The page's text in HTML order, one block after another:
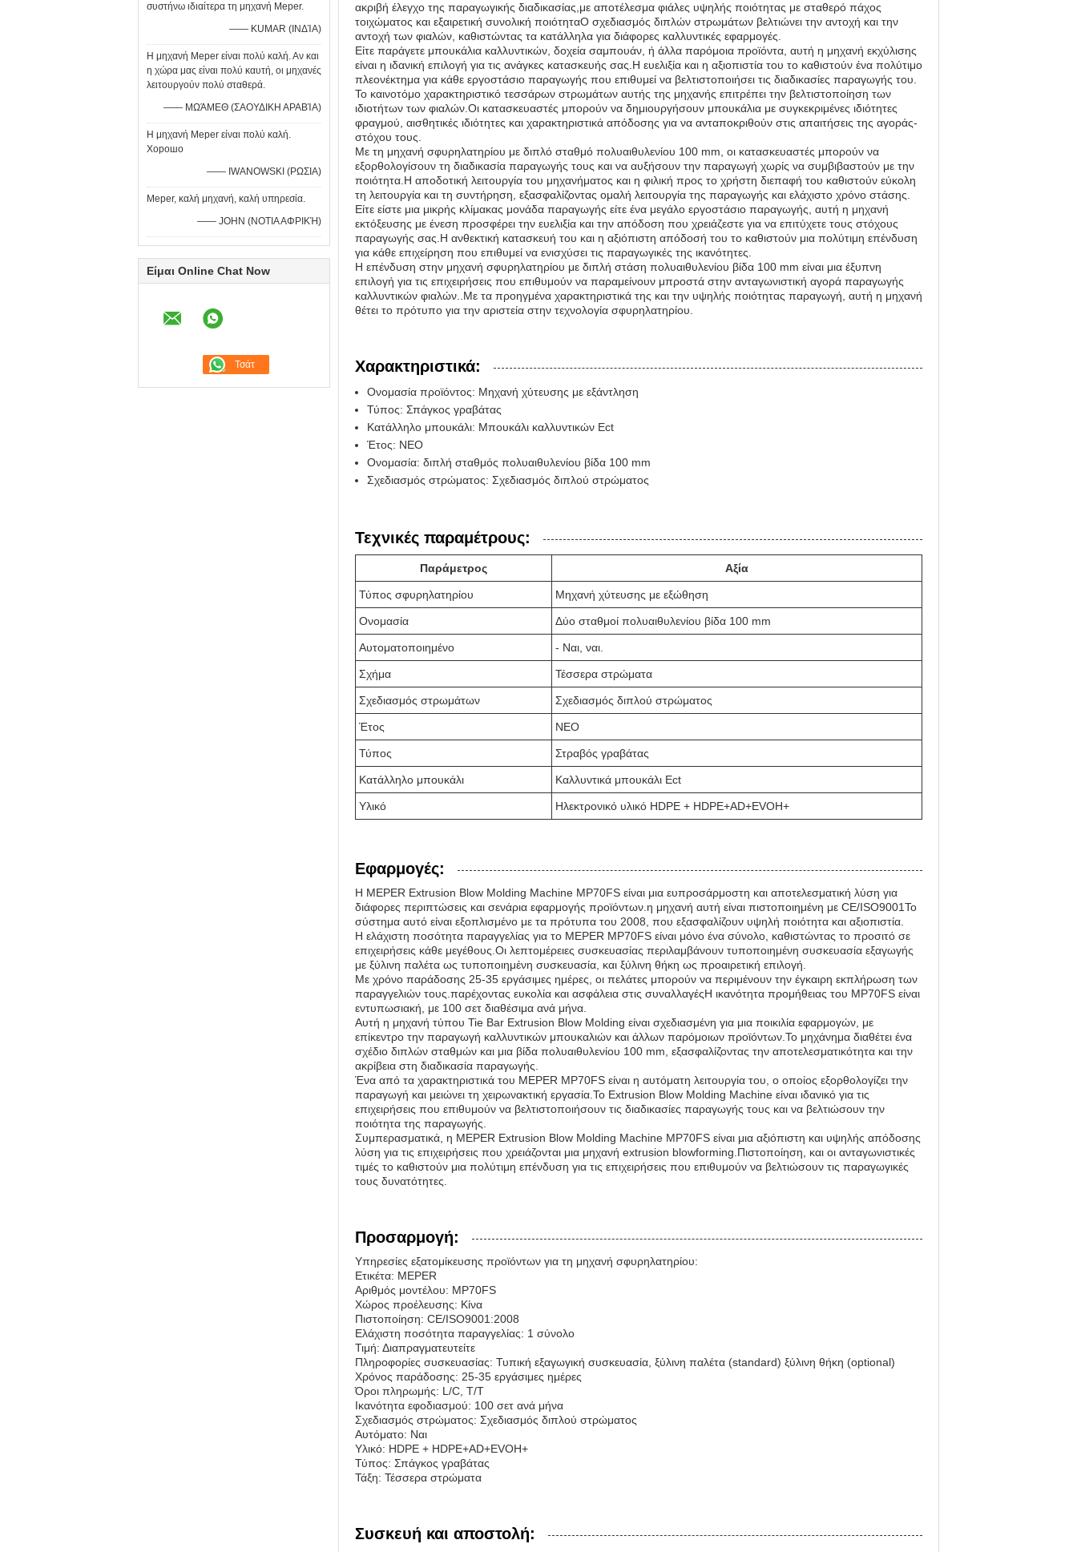
συστήνω ιδιαίτερα τη μηχανή Meper.
—— KUMAR (ΙΝΔΊΑ)
Η μηχανή Meper είναι πολύ καλή. Αν και
η χώρα μας είναι πολύ καυτή, οι μηχανές
λειτουργούν πολύ σταθερά.
—— ΜΩΆΜΕΘ (ΣΑΟΥΔΙΚΗ ΑΡΑΒΊΑ)
Η μηχανή Meper είναι πολύ καλή.
Хорошо
—— IWANOWSKI (ΡΩΣΙΑ)
Meper, καλή μηχανή, καλή υπηρεσία.
—— JOHN (ΝΟΤΙΑ ΑΦΡΙΚΉ)
Είμαι Online Chat Now
ακριβή έλεγχο της παραγωγικής διαδικασίας,με αποτέλεσμα φιάλες υψηλής ποιότητας με σταθερό πάχος
τοιχώματος και εξαιρετική συνολική ποιότηταΟ σχεδιασμός διπλών στρωμάτων βελτιώνει την αντοχή και την
αντοχή των φιαλών, καθιστώντας τα κατάλληλα για διάφορες καλλυντικές εφαρμογές.
Είτε παράγετε μπουκάλια καλλυντικών, δοχεία σαμπουάν, ή άλλα παρόμοια προϊόντα, αυτή η μηχανή εκχύλισης
είναι η ιδανική επιλογή για τις ανάγκες κατασκευής σας.Η ευελιξία και η αξιοπιστία του το καθιστούν ένα πολύτιμο
πλεονέκτημα για κάθε εργοστάσιο παραγωγής που επιθυμεί να βελτιστοποιήσει τις διαδικασίες παραγωγής του.
Το καινοτόμο χαρακτηριστικό τεσσάρων στρωμάτων αυτής της μηχανής επιτρέπει την βελτιστοποίηση των
ιδιοτήτων των φιαλών.Οι κατασκευαστές μπορούν να δημιουργήσουν μπουκάλια με συγκεκριμένες ιδιότητες
φραγμού, αισθητικές ιδιότητες και χαρακτηριστικά απόδοσης για να ανταποκριθούν στις απαιτήσεις της αγοράς-
στόχου τους.
Με τη μηχανή σφυρηλατηρίου με διπλό σταθμό πολυαιθυλενίου 100 mm, οι κατασκευαστές μπορούν να
εξορθολογίσουν τη διαδικασία παραγωγής τους και να αυξήσουν την παραγωγή χωρίς να συμβιβαστούν με την
ποιότητα.Η αποδοτική λειτουργία του μηχανήματος και η φιλική προς το χρήστη διεπαφή του καθιστούν εύκολη
τη λειτουργία και τη συντήρηση, εξασφαλίζοντας ομαλή λειτουργία της παραγωγής και ελάχιστο χρόνο στάσης.
Είτε είστε μια μικρής κλίμακας μονάδα παραγωγής είτε ένα μεγάλο εργοστάσιο παραγωγής, αυτή η μηχανή
εκτόξευσης με ένεση προσφέρει την ευελιξία και την απόδοση που χρειάζεστε για να επιτύχετε τους στόχους
παραγωγής σας.Η ανθεκτική κατασκευή του και η αξιόπιστη απόδοσή του το καθιστούν μια πολύτιμη επένδυση
για κάθε επιχείρηση που επιθυμεί να ενισχύσει τις παραγωγικές της ικανότητες.
Η επένδυση στην μηχανή σφυρηλατηρίου με διπλή στάση πολυαιθυλενίου βίδα 100 mm είναι μια έξυπνη
επιλογή για τις επιχειρήσεις που επιθυμούν να παραμείνουν μπροστά στην ανταγωνιστική αγορά παραγωγής
καλλυντικών φιαλών..Με τα προηγμένα χαρακτηριστικά της και την υψηλής ποιότητας παραγωγή, αυτή η μηχανή
θέτει το πρότυπο για την αριστεία στην τεχνολογία σφυρηλατηρίου.
Χαρακτηριστικά:
Ονομασία προϊόντος: Μηχανή χύτευσης με εξάντληση
Τύπος: Σπάγκος γραβάτας
Κατάλληλο μπουκάλι: Μπουκάλι καλλυντικών Ect
Έτος: ΝΕΟ
Ονομασία: διπλή σταθμός πολυαιθυλενίου βίδα 100 mm
Σχεδιασμός στρώματος: Σχεδιασμός διπλού στρώματος
Τεχνικές παραμέτρους:
Παράμετρος Αξία
Τύπος σφυρηλατηρίου Μηχανή χύτευσης με εξώθηση
Ονομασία Δύο σταθμοί πολυαιθυλενίου βίδα 100 mm
Αυτοματοποιημένο - Ναι, ναι.
Σχήμα Τέσσερα στρώματα
Σχεδιασμός στρωμάτων Σχεδιασμός διπλού στρώματος
Έτος ΝΕΟ
Τύπος Στραβός γραβάτας
Κατάλληλο μπουκάλι Καλλυντικά μπουκάλι Ect
Υλικό Ηλεκτρονικό υλικό HDPE + HDPE+AD+EVOH+
Εφαρμογές:
Η MEPER Extrusion Blow Molding Machine MP70FS είναι μια ευπροσάρμοστη και αποτελεσματική λύση για
διάφορες περιπτώσεις και σενάρια εφαρμογής προϊόντων.η μηχανή αυτή είναι πιστοποιημένη με CE/ISO9001Το
σύστημα αυτό είναι εξοπλισμένο με τα πρότυπα του 2008, που εξασφαλίζουν υψηλή ποιότητα και αξιοπιστία.
Η ελάχιστη ποσότητα παραγγελίας για το MEPER MP70FS είναι μόνο ένα σύνολο, καθιστώντας το προσιτό σε
επιχειρήσεις κάθε μεγέθους.Οι λεπτομέρειες συσκευασίας περιλαμβάνουν τυποποιημένη συσκευασία εξαγωγής
με ξύλινη παλέτα ως τυποποιημένη συσκευασία, και ξύλινη θήκη ως προαιρετική επιλογή.
Με χρόνο παράδοσης 25-35 εργάσιμες ημέρες, οι πελάτες μπορούν να περιμένουν την έγκαιρη εκπλήρωση των
παραγγελιών τους.παρέχοντας ευκολία και ασφάλεια στις συναλλαγέςΗ ικανότητα προμήθειας του MP70FS είναι
εντυπωσιακή, με 100 σετ διαθέσιμα ανά μήνα.
Αυτή η μηχανή τύπου Tie Bar Extrusion Blow Molding είναι σχεδιασμένη για μια ποικιλία εφαρμογών, με
επίκεντρο την παραγωγή καλλυντικών μπουκαλιών και άλλων παρόμοιων προϊόντων.Το μηχάνημα διαθέτει ένα
σχέδιο διπλών σταθμών και μια βίδα πολυαιθυλενίου 100 mm, εξασφαλίζοντας την αποτελεσματικότητα και την
ακρίβεια στη διαδικασία παραγωγής.
Ένα από τα χαρακτηριστικά του MEPER MP70FS είναι η αυτόματη λειτουργία του, ο οποίος εξορθολογίζει την
παραγωγή και μειώνει τη χειρωνακτική εργασία.Το Extrusion Blow Molding Machine είναι ιδανικό για τις
επιχειρήσεις που επιθυμούν να βελτιστοποιήσουν τις διαδικασίες παραγωγής τους και να βελτιώσουν την
ποιότητα της παραγωγής.
Συμπερασματικά, η MEPER Extrusion Blow Molding Machine MP70FS είναι μια αξιόπιστη και υψηλής απόδοσης
λύση για τις επιχειρήσεις που χρειάζονται μια μηχανή extrusion blowforming.Πιστοποίηση, και οι ανταγωνιστικές
τιμές το καθιστούν μια πολύτιμη επένδυση για τις επιχειρήσεις που επιθυμούν να βελτιώσουν τις παραγωγικές
τους δυνατότητες.
Προσαρμογή:
Υπηρεσίες εξατομίκευσης προϊόντων για τη μηχανή σφυρηλατηρίου:
Ετικέτα: MEPER
Αριθμός μοντέλου: MP70FS
Χώρος προέλευσης: Κίνα
Πιστοποίηση: CE/ISO9001:2008
Ελάχιστη ποσότητα παραγγελίας: 1 σύνολο
Τιμή: Διαπραγματευτείτε
Πληροφορίες συσκευασίας: Τυπική εξαγωγική συσκευασία, ξύλινη παλέτα (standard) ξύλινη θήκη (optional)
Χρόνος παράδοσης: 25-35 εργάσιμες ημέρες
Όροι πληρωμής: L/C, T/T
Ικανότητα εφοδιασμού: 100 σετ ανά μήνα
Σχεδιασμός στρώματος: Σχεδιασμός διπλού στρώματος
Αυτόματο: Ναι
Υλικό: HDPE + HDPE+AD+EVOH+
Τύπος: Σπάγκος γραβάτας
Τάξη: Τέσσερα στρώματα
Συσκευή και αποστολή: